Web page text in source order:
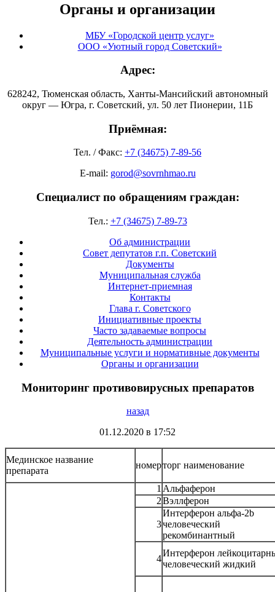
Органы и организации
МБУ «Городской центр услуг»
ООО «Уютный город Советский»
Адрес:
628242, Тюменская область, Ханты-Мансийский автономный
округ — Югра, г. Советский, ул. 50 лет Пионерии, 11Б
Приёмная:
Тел. / Факс: +7 (34675) 7-89-56
E-mail: gorod@sovrnhmao.ru
Специалист по обращениям граждан:
Тел.: +7 (34675) 7-89-73
Об администрации
Совет депутатов г.п. Советский
Документы
Муниципальная служба
Интернет-приемная
Контакты
Глава г. Советского
Инициативные проекты
Часто задаваемые вопросы
Деятельность администрации
Муниципальные услуги и нормативные документы
Органы и организации
Мониторинг противовирусных препаратов
назад
01.12.2020 в 17:52
Мединское название
препарата
номерторг наименование
1 Альфаферон
2Вэллферон
3
Интерферон альфа-2b
человеческий
рекомбинантный
4
Интерферон
человеческий жидкий